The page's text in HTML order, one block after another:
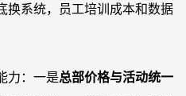
换系统，员工培训成本和数据
力：一是总部价格与活动统一